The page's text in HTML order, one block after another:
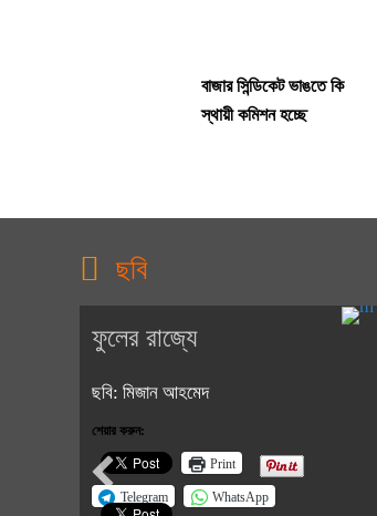
বাজার সিন্ডিকেট ভাঙতে কি
স্থায়ী কমিশন হচ্ছে
ছবি
ফুলের রাজ্যে
ছবি: মিজান আহমেদ
শেয়ার করুন:
Print
Telegram WhatsApp